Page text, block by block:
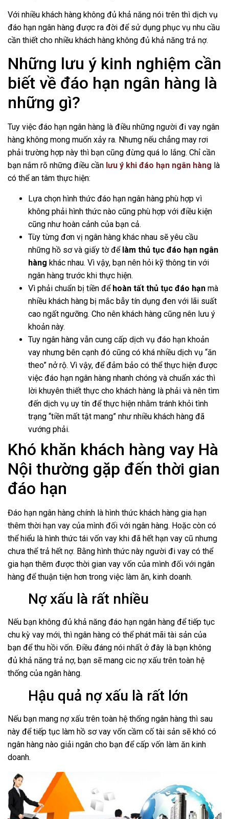
Với nhiều khách hàng không đủ khả năng nói trên thì dịch vụ
đáo hạn ngân hàng được ra đời để sử dụng phục vụ nhu cầu
cần thiết cho nhiều khách hàng không đủ khả năng trả nợ.
Những lưu ý kinh nghiệm cần
biết về đáo hạn ngân hàng là
những gì?
Tuy việc đáo hạn ngân hàng là điều những người đi vay ngân
hàng không mong muốn xảy ra. Nhưng nếu chẳng may rơi
phải trường hợp này thì bạn cũng đừng quá lo lắng. Chỉ cần
bạn nắm rõ những điều cần lưu ý khi đáo hạn ngân hàng là
có thể an tâm thực hiện:
Lựa chọn hình thức đáo hạn ngân hàng phù hợp vì
không phải hình thức nào cũng phù hợp với điều kiện
cũng như hoàn cảnh của bạn cả.
Tùy từng đơn vị ngân hàng khác nhau sẽ yêu cầu
những hồ sơ và giấy tờ để làm thủ tục đáo hạn ngân
hàng khác nhau. Vì vậy, bạn nên hỏi kỹ thông tin với
ngân hàng trước khi thực hiện.
Vì phải chuẩn bị tiền để hoàn tất thủ tục đáo hạn mà
nhiều khách hàng bị mắc bẫy tín dụng đen với lãi suất
cao ngất ngưỡng. Cho nên khách hàng cũng nên lưu ý
khoản này.
Tuy ngân hàng vẫn cung cấp dịch vụ đáo hạn khoản
vay nhưng bên cạnh đó cũng có khá nhiều dịch vụ “ăn
theo” nở rộ. Vì vậy, để đảm bảo có thể thực hiện được
việc đáo hạn ngân hàng nhanh chóng và chuẩn xác thì
lời khuyên thiết thực cho khách hàng là phải và nên tìm
đến dịch vụ uy tín để thực hiện nhằm tránh khỏi tình
trạng “tiền mất tật mang” như nhiều khách hàng đã
vướng phải.
Khó khăn khách hàng vay Hà
Nội thường gặp đến thời gian
đáo hạn
Đáo hạn ngân hàng chính là hình thức khách hàng gia hạn
thêm thời hạn vay của mình đối với ngân hàng. Hoặc còn có
thể hiểu là hình thức tái vốn vay khi đã hết hạn vay cũ nhưng
chưa thể trả hết nợ. Bằng hình thức này người đi vay có thể
gia hạn thêm được thời gian vay vốn của mình đối với ngân
hàng để thuận tiện hơn trong việc làm ăn, kinh doanh.
Nợ xấu là rất nhiều
Nếu bạn không đủ khả năng đáo hạn ngân hàng để tiếp tục
chu kỳ vay mới, thì ngân hàng có thể phát mãi tài sản của
bạn để thu hồi vốn. Điều đáng nói nhất ở đây là bạn không
đủ khả năng trả nợ, bạn sẽ mang cic nợ xấu trên toàn hệ
thống của ngân hàng.
Hậu quả nợ xấu là rất lớn
Nếu bạn mang nợ xấu trên toàn hệ thống ngân hàng thì sau
này để tiếp tục làm hồ sơ vay vốn cầm cố tài sản sẽ khó có
ngân hàng nào giải ngân cho bạn để cấp vốn làm ăn kinh
doanh.